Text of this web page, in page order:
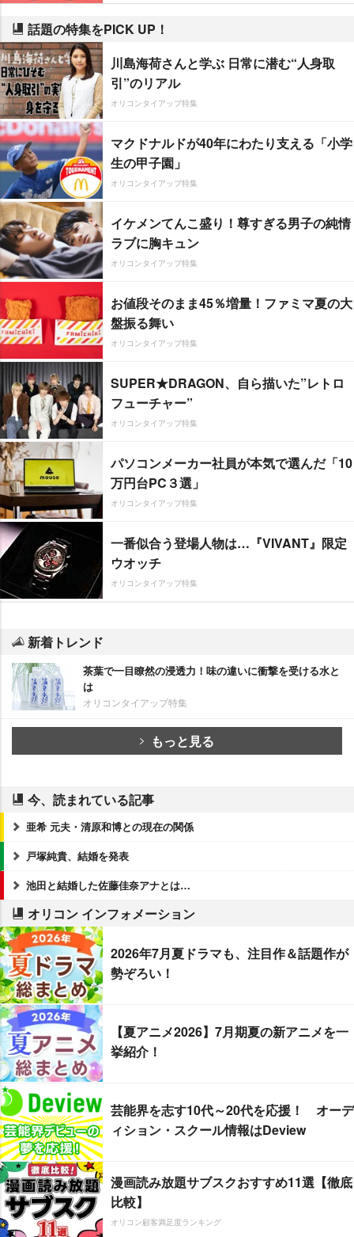
話題の特集をPICK UP！
川島海荷さんと学ぶ 日常に潜む“人身取
引”のリアル
オリコンタイアップ特集
マクドナルドが40年にわたり支える「小学
生の甲子園」
オリコンタイアップ特集
イケメンてんこ盛り！尊すぎる男子の純情
ラブに胸キュン
オリコンタイアップ特集
お値段そのまま45％増量！ファミマ夏の大
盤振る舞い
オリコンタイアップ特集
SUPER★DRAGON、自ら描いた”レトロ
フューチャー”
オリコンタイアップ特集
パソコンメーカー社員が本気で選んだ「10
万円台PC３選」
オリコンタイアップ特集
一番似合う登場人物は…『VIVANT』限定
ウオッチ
オリコンタイアップ特集
新着トレンド
茶葉で一目瞭然の浸透力！味の違いに衝撃を受ける水と
は
オリコンタイアップ特集
もっと見る
今、読まれている記事
亜希 元夫・清原和博との現在の関係
戸塚純貴、結婚を発表
池田と結婚した佐藤佳奈アナとは…
オリコン インフォメーション
2026年7月夏ドラマも、注目作＆話題作が
勢ぞろい！
【夏アニメ2026】7月期夏の新アニメを一
挙紹介！
芸能界を志す10代～20代を応援！ オーデ
ィション・スクール情報はDeview
漫画読み放題サブスクおすすめ11選【徹底
比較】
オリコン顧客満足度ランキング